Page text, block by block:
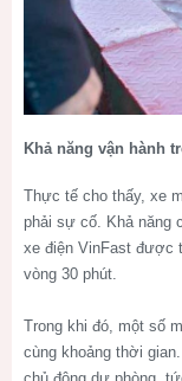
Khả năng vận hành
Thực tế cho thấy, xe
phải sự cố. Khả năng
xe điện VinFast được
vòng 30 phút.
Trong khi đó, một số
cùng khoảng thời